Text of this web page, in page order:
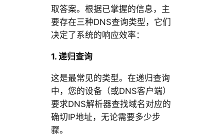
取答案。根据已掌握的信息，主
要存在三种DNS查询类型，它们
决定了系统的响应效率：
1. 递归查询
这是最常见的类型。在递归查询
中，您的设备（或DNS客户端）
要求DNS解析器查找域名对应的
确切IP地址，无论需要多少步
骤。